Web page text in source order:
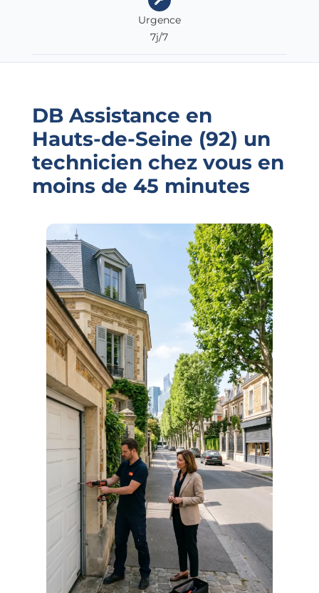
Urgence
7j/7
DB Assistance en
Hauts-de-Seine (92) un
technicien chez vous en
moins de 45 minutes